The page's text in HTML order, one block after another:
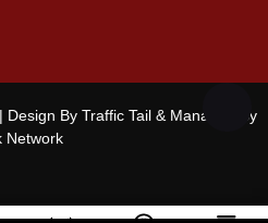
By Traffic Tail & Managed By
Network